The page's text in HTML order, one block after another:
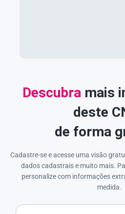
Descubra mais
deste
de forma
Cadastre-se e acesse uma visão
dados cadastrais e muito mais.
personalize com informações
medida.